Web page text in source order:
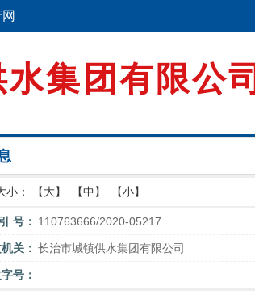
集团有限公司
小： 【大】 【中】 【小】
号： 110763666/2020-05217
关： 长治市城镇供水集团有限公司
号：